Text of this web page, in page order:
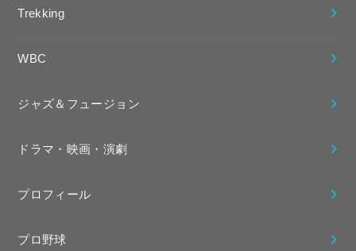
Trekking
WBC
ジャズ＆フュージョン
ドラマ・映画・演劇
プロフィール
プロ野球